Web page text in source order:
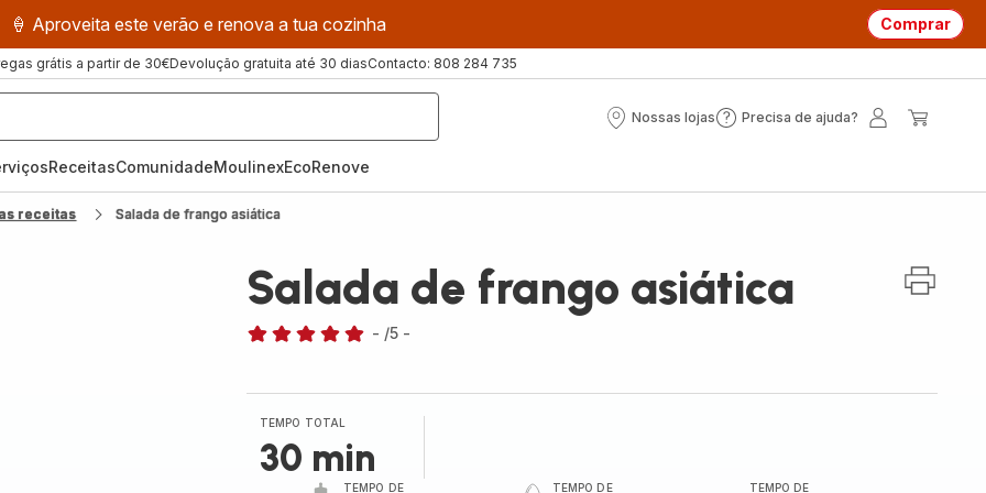
🍦 Aproveita este verão e renova a tua cozinha Comprar
grátis a partir de 30€Devolução gratuita até 30 diasContacto: 808 284 735
Nossas lojas
Nossas
Precisa de ajuda?
Precisa
ReceitasComunidadeMoulinexEcoRenove
receitas Salada de frango asiática
Salada de frango asiática
cinco
estrelas
(média)
- /5 -
TEMPO TOTAL
30 min
TEMPO DE
TEMPO DE
TEMPO DE